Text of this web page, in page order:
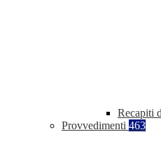
Recapiti
Provvedimenti 463